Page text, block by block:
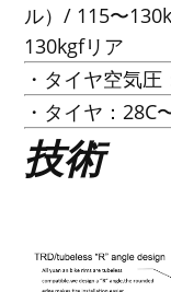
ル）/ 115〜
130kgfリア
・タイヤ空気
・タイヤ：28C
技術